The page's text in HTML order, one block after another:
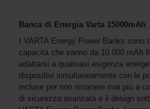
Banca di Energia Varta 15000mAh
I VARTA Energy Power Banks
capacità che vanno da 10.000 mAh
adattarsi a qualsiasi esigenza
dispositivi simultaneamente con le
incluse per non rimanere mai più a
di sicurezza avanzata e il design